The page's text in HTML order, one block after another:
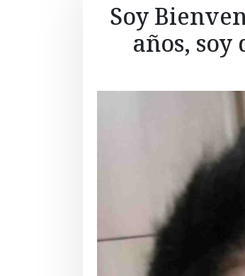
Soy
años,